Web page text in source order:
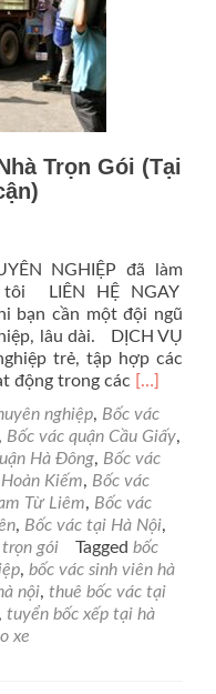
Trọn Gói (Tại
NGHIỆP đã làm
tôi LIÊN HỆ NGAY
bạn cần một đội ngũ
lâu dài. DỊCH VỤ
trẻ, tập hợp các
động trong các Read
about
Bốc
Vác
24h
–
Chuyển
Nhà
Trọn
Gói
(Tại
[…]
nghiệp, Bốc vác
, Bốc vác quận Cầu Giấy,
Hà Đông, Bốc vác
Kiếm, Bốc vác
Từ Liêm, Bốc vác
, Bốc vác tại Hà Nội,
trọn gói Tagged bốc
, bốc vác sinh viên hà
nội, thuê bốc vác tại
, tuyển bốc xếp tại hà
xe